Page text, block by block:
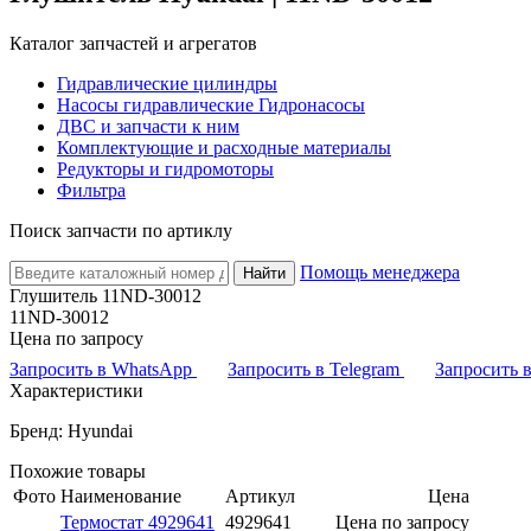
Каталог запчастей и агрегатов
Гидравлические цилиндры
Насосы гидравлические Гидронасосы
ДВС и запчасти к ним
Комплектующие и расходные материалы
Редукторы и гидромоторы
Фильтра
Поиск запчасти по артиклу
Найти
Помощь менеджера
Глушитель 11ND-30012
11ND-30012
Цена по запросу
Запросить в WhatsApp
Запросить в Telegram
Запросить
Характеристики
Бренд: Hyundai
Похожие товары
Фото Наименование Артикул
Цена
Термостат 4929641
4929641 Цена по запросу